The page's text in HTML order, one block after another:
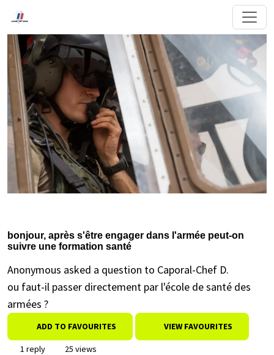
bonjour, après s'être engager dans l'armée peut-on
suivre une formation santé
Anonymous asked a question to Caporal-Chef D.
ou faut-il passer directement par l'école de santé des
armées ?
ADD TO FAVOURITES VIEW FAVOURITES
1 reply
25 views